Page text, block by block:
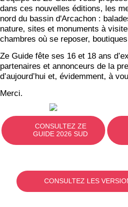
dans ces nouvelles éditions, les
nord du bassin d'Arcachon :
nature, sites et monuments à
chambres où se reposer,
Ze Guide fête ses 16 et 18 ans
partenaires et annonceurs de la
d’aujourd’hui et, évidemment, à
Merci.
CONSULTEZ ZE
GUIDE 2026 SUD
CONSULTEZ LES